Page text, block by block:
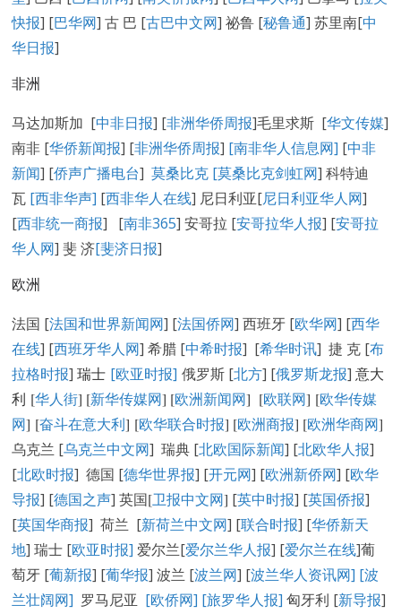
快报] [巴华网] 古 巴 [古巴中文网] 祕鲁 [秘鲁通] 苏里南[中
华日报]
非洲
马达加斯加 [中非日报] [非洲华侨周报]毛里求斯 [华文传媒]
南非 [华侨新闻报] [非洲华侨周报] [南非华人信息网] [中非
新闻] [侨声广播电台]莫桑比克 [莫桑比克剑虹网] 科特迪
瓦 [西非华声] [西非华人在线] 尼日利亚[尼日利亚华人网]
[西非统一商报] [南非365] 安哥拉 [安哥拉华人报] [安哥拉
华人网] 斐 济[斐济日报]
欧洲
法国 [法国和世界新闻网] [法国侨网] 西班牙 [欧华网] [西华
在线] [西班牙华人网] 希腊 [中希时报] [希华时讯] 捷 克 [布
拉格时报]瑞士 [欧亚时报] 俄罗斯 [北方] [俄罗斯龙报]意大
利 [华人街] [新华传媒网] [欧洲新闻网] [欧联网] [欧华传媒
网] [奋斗在意大利] [欧华联合时报] [欧洲商报] [欧洲华商网]
乌克兰 [乌克兰中文网] 瑞典 [北欧国际新闻] [北欧华人报]
[北欧时报] 德国 [德华世界报] [开元网] [欧洲新侨网] [欧华
导报] [德国之声] 英国[卫报中文网] [英中时报] [英国侨报]
[英国华商报] 荷兰 [新荷兰中文网] [联合时报] [华侨新天
地] 瑞士 [欧亚时报] 爱尔兰[爱尔兰华人报] [爱尔兰在线]葡
萄牙 [葡新报] [葡华报] 波兰 [波兰网] [波兰华人资讯网] [波
兰壮阔网] 罗马尼亚 [欧侨网] [旅罗华人报] 匈牙利 [新导报]